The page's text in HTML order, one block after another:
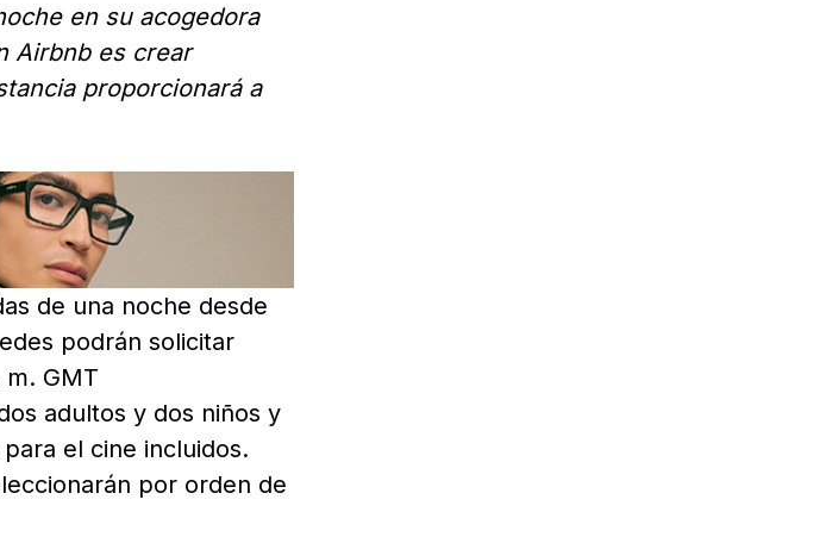
en su acogedora
Airbnb es crear
proporcionará a
de una noche desde
podrán solicitar
GMT
adultos y dos niños y
el cine incluidos.
por orden de